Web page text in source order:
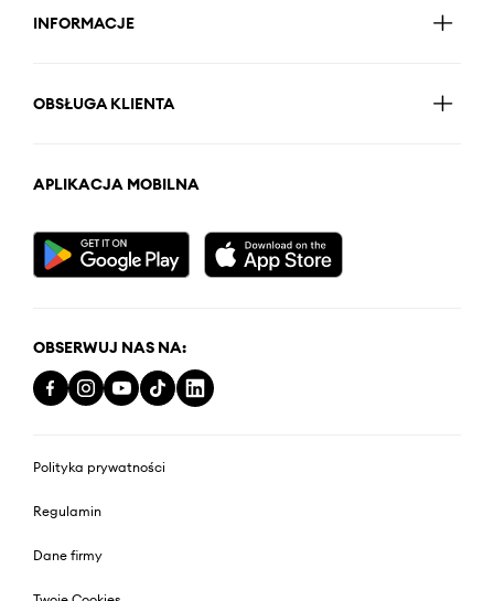
INFORMACJE
OBSŁUGA KLIENTA
APLIKACJA MOBILNA
OBSERWUJ NAS NA:
Polityka prywatności
Regulamin
Dane firmy